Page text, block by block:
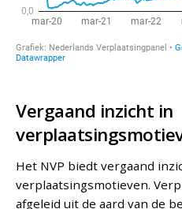
Vergaand inzicht in
Het NVP biedt vergaand
verplaatsingsmotieven.
afgeleid uit de aard van de